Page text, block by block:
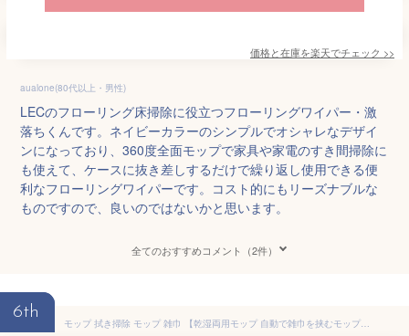
価格と在庫を楽天でチェック >>
aualone(80代以上・男性)
LECのフローリング床掃除に役立つフローリングワイパー・激
落ちくんです。ネイビーカラーのシンプルでオシャレなデザイ
ンになっており、360度全面モップで家具や家電のすき間掃除に
も使えて、ケースに抜き差しするだけで繰り返し使用できる便
利なフローリングワイパーです。コスト的にもリーズナブルな
ものですので、良いのではないかと思います。
全てのおすすめコメント（2件）
6th
モップ 拭き掃除 モップ 雑巾 【乾湿両用モップ 自動で雑巾を挟むモップ】 ikea イケア モップ 拭き掃除 モップ イケア モップ ワンタッチ 3段ポール 長さ調節可能 ベランダ/玄関/床/フロアにも適用 掃除道具